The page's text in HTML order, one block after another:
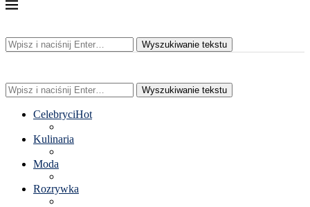
Wyszukiwanie tekstu
Wyszukiwanie tekstu
CelebryciHot
Kulinaria
Moda
Rozrywka